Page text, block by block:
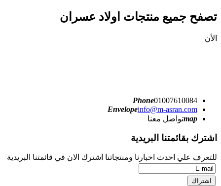
تصفح جميع منتجات اولاد عسران
الأن
Phone01007610084
Envelopeinfo@m-asran.com
mapتواصل معنا
اشترك بقائمتنا البريدية
للتعرف علي احدث اخبارنا ومنتجاتنا اشترك الان في قائمتنا البريدية